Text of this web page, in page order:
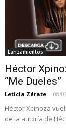
Lanzamientos
Héctor
“Me Dueles”
Leticia Zárate - 08/
Héctor Xpinoza
de la autoría de